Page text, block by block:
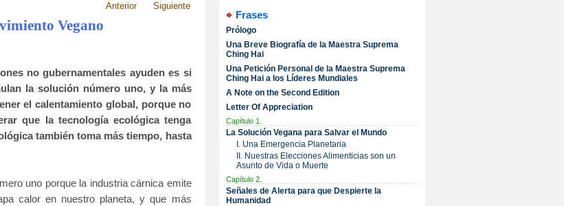
Anterior Siguiente
Vegano
no gubernamentales ayuden es si
la solución número uno, y la más
el calentamiento global, porque no
que la tecnología ecológica tenga
también toma más tiempo, hasta
uno porque la industria cárnica emite
calor en nuestro planeta, y que más
Frases
Prólogo
Una Breve Biografía de la Maestra Suprema
Ching Hai
Una Petición Personal de la Maestra Suprema
Ching Hai a los Líderes Mundiales
A Note on the Second Edition
Letter Of Appreciation
Capítulo 1.
La Solución Vegana para Salvar el Mundo
I. Una Emergencia Planetaria
II. Nuestras Elecciones Alimenticias son un
Asunto de Vida o Muerte
Capítulo 2.
Señales de Alerta para que Despierte la
Humanidad